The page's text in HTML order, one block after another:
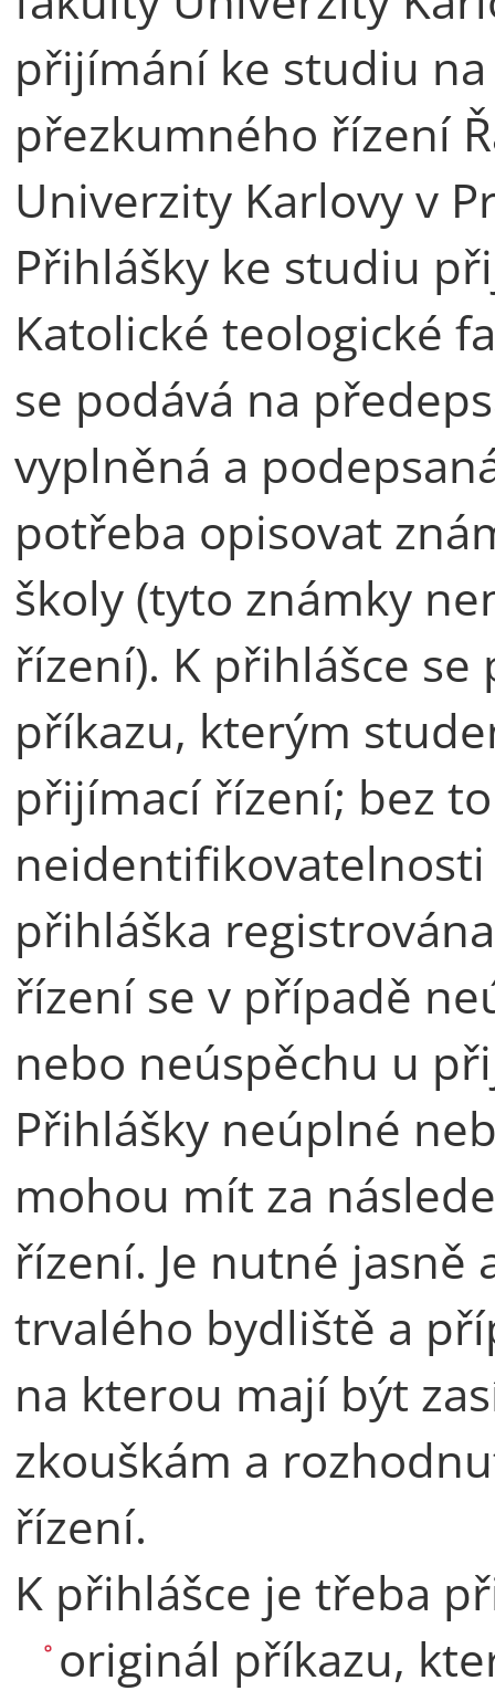
přijímání ke studiu
přezkumného řízení
Univerzity Karlovy v
Přihlášky ke studiu
Katolické teologické
se podává na
vyplněná a
potřeba opisovat
školy (tyto známky
řízení). K přihlášce
příkazu, kterým
přijímací řízení; bez
přihláška
řízení se v případě
nebo neúspěchu u
Přihlášky neúplné
mohou mít za
řízení. Je nutné
trvalého bydliště a
na kterou mají být
zkouškám a
řízení.
K přihlášce je třeba
originál příkazu,